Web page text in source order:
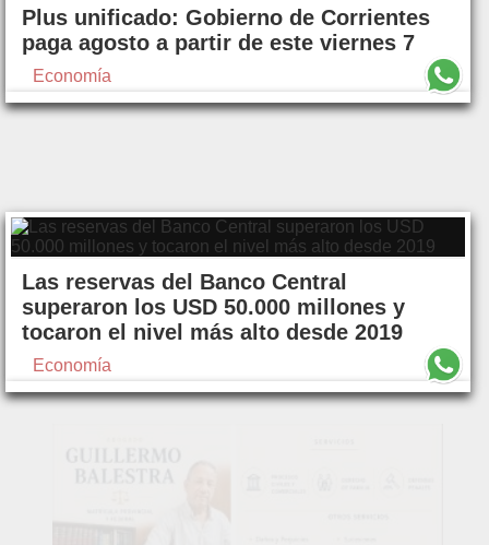
Plus unificado: Gobierno de Corrientes
paga agosto a partir de este viernes 7
Economía
Las reservas del Banco Central
superaron los USD 50.000 millones y
tocaron el nivel más alto desde 2019
Economía